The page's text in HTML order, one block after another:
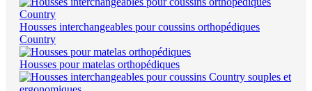
Housses interchangeables pour coussins orthopédiques
Country
Housses pour matelas orthopédiques